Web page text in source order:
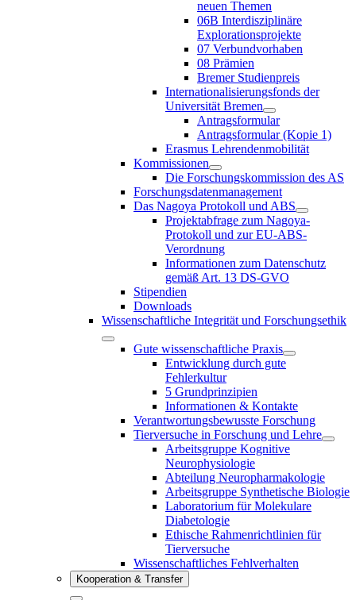
neuen Themen
06B Interdisziplinäre
Explorationsprojekte
07 Verbundvorhaben
08 Prämien
Bremer Studienpreis
Internationalisierungsfonds der
Universität Bremen
Antragsformular
Antragsformular (Kopie 1)
Erasmus Lehrendenmobilität
Kommissionen
Die Forschungskommission des AS
Forschungsdatenmanagement
Das Nagoya Protokoll und ABS
Projektabfrage zum Nagoya-
Protokoll und zur EU-ABS-
Verordnung
Informationen zum Datenschutz
gemäß Art. 13 DS-GVO
Stipendien
Downloads
Wissenschaftliche Integrität und Forschungsethik
Gute wissenschaftliche Praxis
Entwicklung durch gute
Fehlerkultur
5 Grundprinzipien
Informationen & Kontakte
Verantwortungsbewusste Forschung
Tierversuche in Forschung und Lehre
Arbeitsgruppe Kognitive
Neurophysiologie
Abteilung Neuropharmakologie
Arbeitsgruppe Synthetische Biologie
Laboratorium für Molekulare
Diabetologie
Ethische Rahmenrichtlinien für
Tierversuche
Wissenschaftliches Fehlverhalten
Kooperation & Transfer